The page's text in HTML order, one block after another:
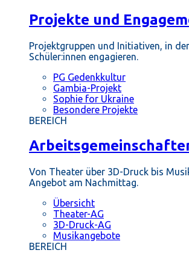
Projekte und
Projektgruppen und Initiativen, in
Schüler:innen engagieren.
PG Gedenkkultur
Gambia-Projekt
Sophie for Ukraine
Besondere Projekte
BEREICH
Von Theater über 3D-Druck bis
Angebot am Nachmittag.
Übersicht
Theater-AG
3D-Druck-AG
Musikangebote
BEREICH